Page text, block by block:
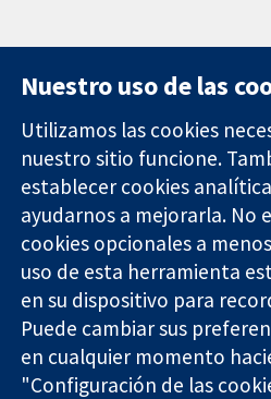
Evidencia fiable.
Decisiones
informadas.
Mejor salud.
11-13
Square
Londres
W1G 0AN
Reino Unido
Nuestro uso de las
Utilizamos las cookies
nuestro sitio funcione.
establecer cookies
ayudarnos a mejorarla. No
cookies opcionales a
uso de esta herramienta
en su dispositivo para
Puede cambiar sus
en cualquier momento
"Configuración de las